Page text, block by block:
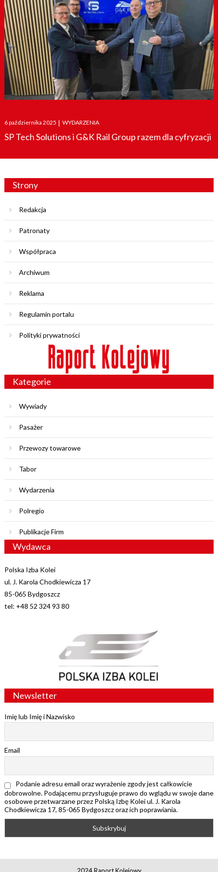
Posted
on
6 października 2025 | WYDARZENIA
SP Tech Solutions i G&K Rail Group razem dla cyfryzacji
Strony
Redakcja
Patronaty
Współpraca
Archiwum
Reklama
Regulamin portalu
Polityki prywatności
Kategorie
Wywiady
Pasażer
Przewozy towarowe
Tabor
Wydarzenia
Polregio
Publikacje Firm
Wydawca
Polska Izba Kolei
ul. J. Karola Chodkiewicza 17
85-065 Bydgoszcz
tel: +48 52 324 93 80
Newsletter
Imię lub Imię i Nazwisko
Email
Podanie adresu email oraz wyrażenie zgody jest całkowicie
dobrowolne. Podającemu przysługuje prawo do wglądu w swoje dane
osobowe przetwarzane przez Polską Izbę Kolei ul. J. Karola
Chodkiewicza 17, 85-065 Bydgoszcz oraz ich poprawiania.